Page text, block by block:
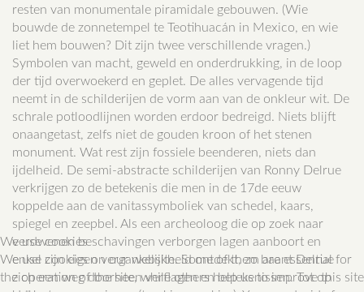
resten van monumentale piramidale gebouwen. (Wie
bouwde de zonnetempel te Teotihuacán in Mexico, en wie
liet hem bouwen? Dit zijn twee verschillende vragen.)
Symbolen van macht, geweld en onderdrukking, in de loop
der tijd overwoekerd en geplet. De alles vervagende tijd
neemt in de schilderijen de vorm aan van de onkleur wit. De
schrale potloodlijnen worden erdoor bedreigd. Niets blijft
onaangetast, zelfs niet de gouden kroon of het stenen
monument. Wat rest zijn fossiele beenderen, niets dan
ijdelheid. De semi-abstracte schilderijen van Ronny Delrue
verkrijgen zo de betekenis die men in de 17de eeuw
koppelde aan de vanitassymboliek van schedel, kaars,
spiegel en zeepbel. Als een archeoloog die op zoek naar
verdwenen beschavingen verborgen lagen aanboort en
enkel zijn eigen vergankelijkheid ontdekt, zo baant Delrue
zich een weg doorheen verflagen en betekenissen. Tot op
We use cookies
We use cookies on our website. Some of them are essential for
the operation of the site, while others help us to improve this site